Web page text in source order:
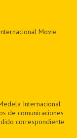
Movie
Internacional
de comunicaciones
correspondiente